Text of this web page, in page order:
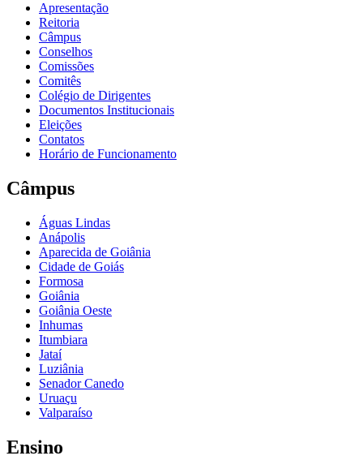
Apresentação
Reitoria
Câmpus
Conselhos
Comissões
Comitês
Colégio de Dirigentes
Documentos Institucionais
Eleições
Contatos
Horário de Funcionamento
Câmpus
Águas Lindas
Anápolis
Aparecida de Goiânia
Cidade de Goiás
Formosa
Goiânia
Goiânia Oeste
Inhumas
Itumbiara
Jataí
Luziânia
Senador Canedo
Uruaçu
Valparaíso
Ensino